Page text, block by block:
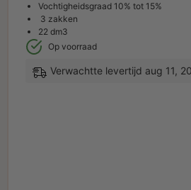
Vochtigheidsgraad 10% tot 15%
3 zakken
22 dm3
Op voorraad
Verwachtte levertijd aug 11,